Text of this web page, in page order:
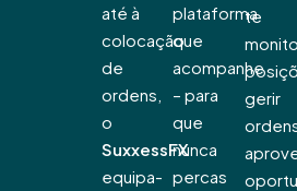
até à
colocação
de
ordens,
o
SuxxessFX
equipa-
plataforma
que
acompanhe
– para
que
nunca
percas
te
gerir